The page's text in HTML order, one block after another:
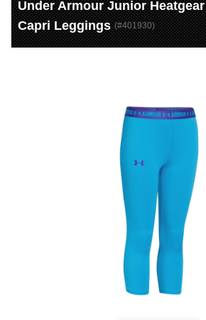
Under Armour Junior
Capri Leggings (#401930)